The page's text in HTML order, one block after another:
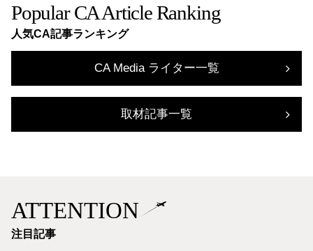
Popular CA Article Ranking
人気CA記事ランキング
CA Media ライター一覧
取材記事一覧
ATTENTION
注目記事